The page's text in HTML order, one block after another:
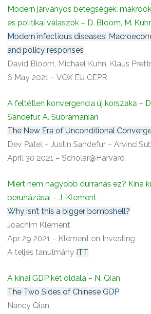
Modern járványos betegségek:
és politikai válaszok – D. Bloom, M.
Modern infectious diseases:
and policy responses
David Bloom, Michael Kuhn, Klaus
6 May 2021 – VOX EU CEPR
A feltétlen konvergencia új korszaka –
Sandefur, A. Subramanian
The New Era of Unconditional
Dev Patel – Justin Sandefur – Arvind
April 30 2021 – Scholar@Harvard
Miért nem nagyobb durranás ez? Kína
beruházásai – J. Klement
Why isn’t this a bigger bombshell?
Joachim Klement
Apr 29 2021 – Klement on Investing
A teljes tanulmány ITT
A kínai GDP két oldala – N. Qian
The Two Sides of Chinese GDP
Nancy Qian